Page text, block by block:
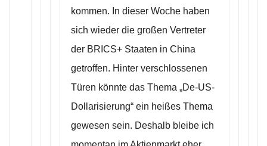
kommen. In dieser Woche haben
sich wieder die großen Vertreter
der BRICS+ Staaten in China
getroffen. Hinter verschlossenen
Türen könnte das Thema „De-US-
Dollarisierung“ ein heißes Thema
gewesen sein. Deshalb bleibe ich